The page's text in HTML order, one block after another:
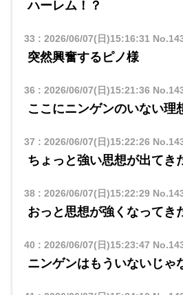
ハーレム！？
33 : 2026/06/07(日)15:16:31
突然興奮するピノ様
36 : 2026/06/07(日)15:21:36
ここにニンゲンのいない理
37 : 2026/06/07(日)15:22:26
ちょっと強い思想が出てき
38: 2026/06/07(日)15:22:29
おっと思想が強くなってき
40 : 2026/06/07(日)15:23:47
ニンゲンはもういないじゃ